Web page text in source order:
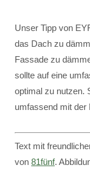
Unser Tipp von
das Dach zu
Fassade zu
sollte auf eine
optimal zu nutzen.
umfassend mit der
Text mit
von 81fünf.